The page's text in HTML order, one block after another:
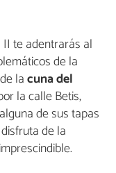
te adentrarás al
de la
lacuna del
la calle Betis,
de sus tapas
de la